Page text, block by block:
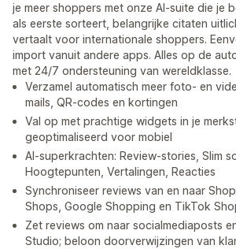
je meer shoppers met onze AI-suite die je
als eerste sorteert, belangrijke citaten
vertaalt voor internationale shoppers.
import vanuit andere apps. Alles op de
met 24/7 ondersteuning van wereldklasse.
Verzamel automatisch meer foto- en
mails, QR-codes en kortingen
Val op met prachtige widgets in je
geoptimaliseerd voor mobiel
AI-superkrachten: Review-stories, Slim
Hoogtepunten, Vertalingen, Reacties
Synchroniseer reviews van en naar
Shops, Google Shopping en TikTok
Zet reviews om naar socialmediaposts
Studio; beloon doorverwijzingen van